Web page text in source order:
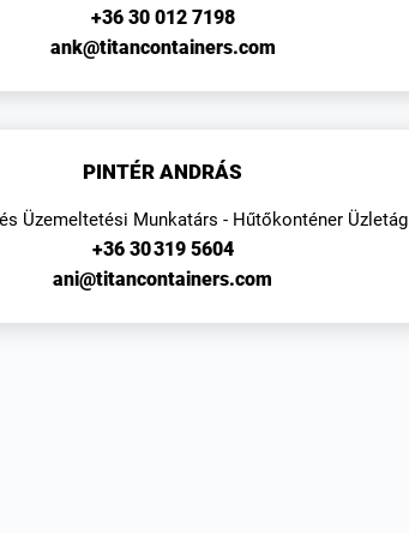
+36 30 012 7198
ank@titancontainers.com
PINTÉR ANDRÁS
Üzemeltetési Munkatárs - Hűtőkonténer Üzletág
+36 30 319 5604
ani@titancontainers.com